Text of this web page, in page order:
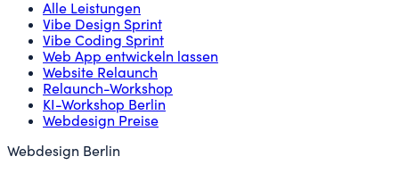
Alle Leistungen
Vibe Design Sprint
Vibe Coding Sprint
Web App entwickeln lassen
Website Relaunch
Relaunch-Workshop
KI-Workshop Berlin
Webdesign Preise
Webdesign Berlin